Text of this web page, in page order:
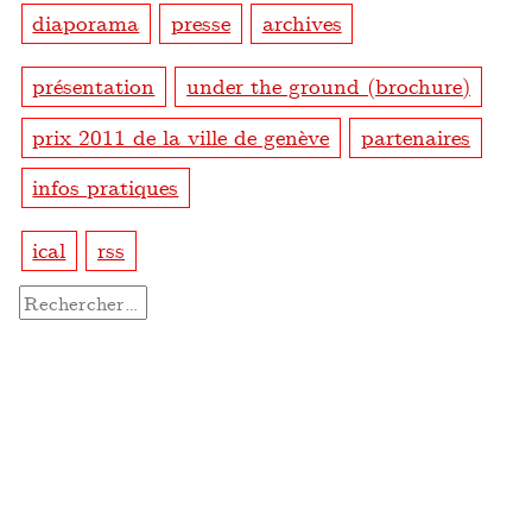
diaporama presse archives
présentation
under the ground (brochure)
prix 2011 de la ville de genève
partenaires
infos pratiques
ical rss
Rechercher :